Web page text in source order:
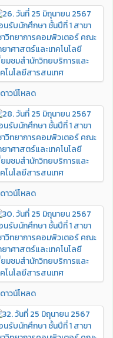
ดาวน์โหลด
ดาวน์โหลด
ดาวน์โหลด